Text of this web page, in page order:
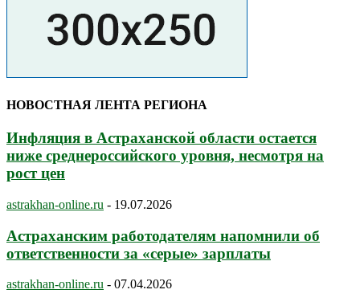
НОВОСТНАЯ ЛЕНТА РЕГИОНА
Инфляция в Астраханской области остается
ниже среднероссийского уровня, несмотря на
рост цен
astrakhan-online.ru - 19.07.2026
Астраханским работодателям напомнили об
ответственности за «серые» зарплаты
astrakhan-online.ru - 07.04.2026